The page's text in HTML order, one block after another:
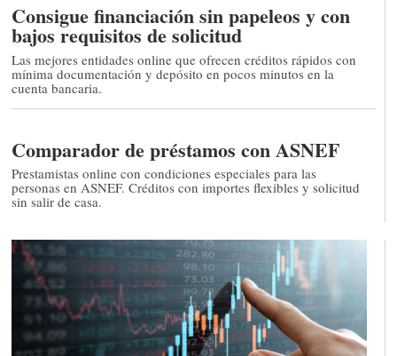
Consigue financiación sin papeleos y con
bajos requisitos de solicitud
Las mejores entidades online que ofrecen créditos rápidos con
mínima documentación y depósito en pocos minutos en la
cuenta bancaria.
Comparador de préstamos con ASNEF
Prestamistas online con condiciones especiales para las
personas en ASNEF. Créditos con importes flexibles y solicitud
sin salir de casa.